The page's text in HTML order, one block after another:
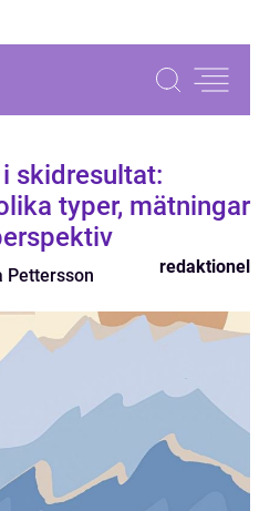
skidresultat:
typer, mätningar
Pettersson redaktionel